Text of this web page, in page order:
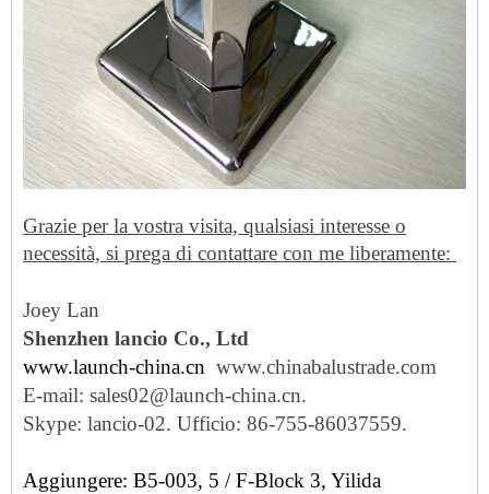
Grazie per la vostra visita, qualsiasi interesse o
necessità, si prega di contattare con me liberamente:
Joey Lan
Shenzhen lancio Co., Ltd
www.launch-china.cn www.chinabalustrade.com
E-mail: sales02@launch-china.cn.
Skype: lancio-02. Ufficio: 86-755-86037559.
Aggiungere: B5-003, 5 / F-Block 3, Yilida